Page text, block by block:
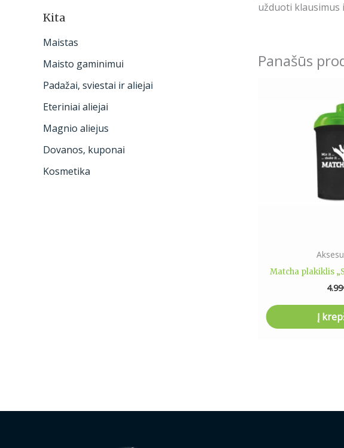
Kita
Maistas
Maisto gaminimui
Padažai, sviestai ir aliejai
Eteriniai aliejai
Magnio aliejus
Dovanos, kuponai
Kosmetika
užduoti klausimus
Panašūs
Matcha plakiklis
4.99
Į